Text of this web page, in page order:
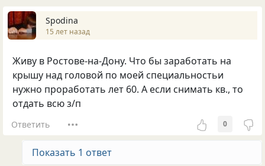
Spodina
15 лет назад
Живу в Ростове-на-Дону. Что бы заработать на
крышу над головой по моей специальностьи
нужно проработать лет 60. А если снимать кв., то
отдать всю з/п
Ответить 0
Показать 1 ответ